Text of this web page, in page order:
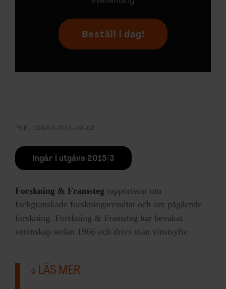
Beställ i dag!
PUBLICERAD 2015-03-02
Ingår i utgåva 2015/3
Forskning & Framsteg rapporterar om
fackgranskade forskningsresultat och om pågående
forskning. Forskning & Framsteg har bevakat
vetenskap sedan 1966 och drivs utan vinstsyfte.
LÄS MER